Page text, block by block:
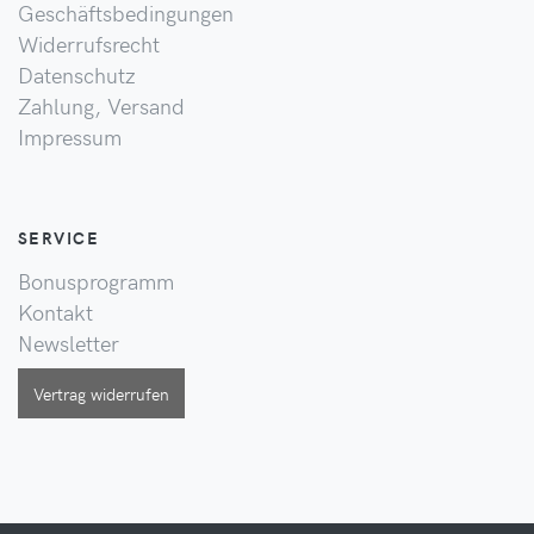
Geschäftsbedingungen
Widerrufsrecht
Datenschutz
Zahlung, Versand
Impressum
SERVICE
Bonusprogramm
Kontakt
Newsletter
Vertrag widerrufen